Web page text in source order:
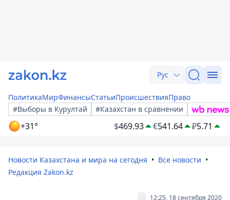
Рус
ПолитикаМирФинансыСтатьиПроисшествияПраво
#Выборы в Курултай
#Казахстан в сравнении
+31° $469.93 €541.64 ₽5.71
Новости Казахстана и мира на сегодня
Все новости
Редакция Zakon.kz
12:25, 18 сентября 2020